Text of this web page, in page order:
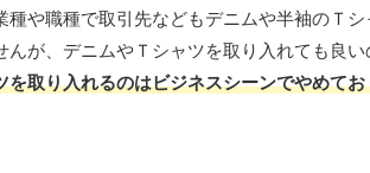
種や職種で取引先などもデニムや半袖のＴ
んが、デニムやＴシャツを取り入れても良
を取り入れるのはビジネスシーンでやめて